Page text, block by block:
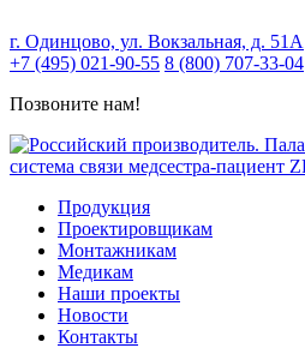
г. Одинцово, ул. Вокзальная, д. 51А
+7 (495) 021-90-55 8 (800) 707-33-04
Позвоните нам!
Продукция
Проектировщикам
Монтажникам
Медикам
Наши проекты
Новости
Контакты